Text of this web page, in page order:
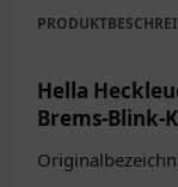
Hella
Brems-Blink-